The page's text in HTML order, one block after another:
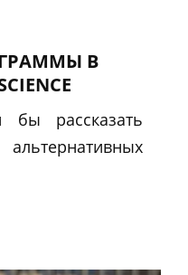
В
бы рассказать